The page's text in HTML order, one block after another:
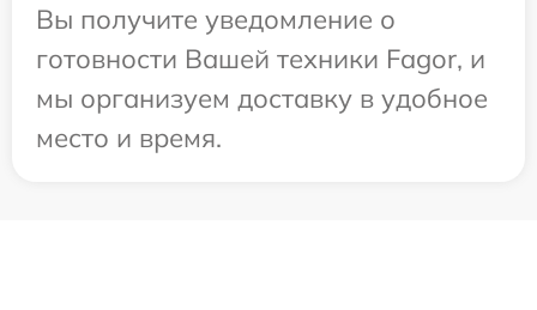
Вы получите уведомление о
готовности Вашей техники Fagor, и
мы организуем доставку в удобное
место и время.